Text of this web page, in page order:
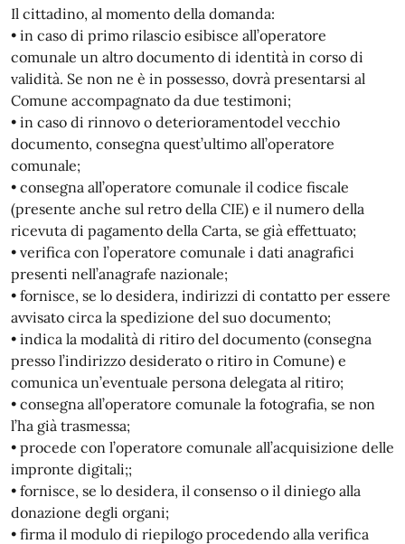
Il cittadino, al momento della domanda:
• in caso di primo rilascio esibisce all’operatore
comunale un altro documento di identità in corso di
validità. Se non ne è in possesso, dovrà presentarsi al
Comune accompagnato da due testimoni;
• in caso di rinnovo o deterioramentodel vecchio
documento, consegna quest’ultimo all’operatore
comunale;
• consegna all’operatore comunale il codice fiscale
(presente anche sul retro della CIE) e il numero della
ricevuta di pagamento della Carta, se già effettuato;
• verifica con l’operatore comunale i dati anagrafici
presenti nell’anagrafe nazionale;
• fornisce, se lo desidera, indirizzi di contatto per essere
avvisato circa la spedizione del suo documento;
• indica la modalità di ritiro del documento (consegna
presso l’indirizzo desiderato o ritiro in Comune) e
comunica un’eventuale persona delegata al ritiro;
• consegna all’operatore comunale la fotografia, se non
l’ha già trasmessa;
• procede con l’operatore comunale all’acquisizione delle
impronte digitali;;
• fornisce, se lo desidera, il consenso o il diniego alla
donazione degli organi;
• firma il modulo di riepilogo procedendo alla verifica